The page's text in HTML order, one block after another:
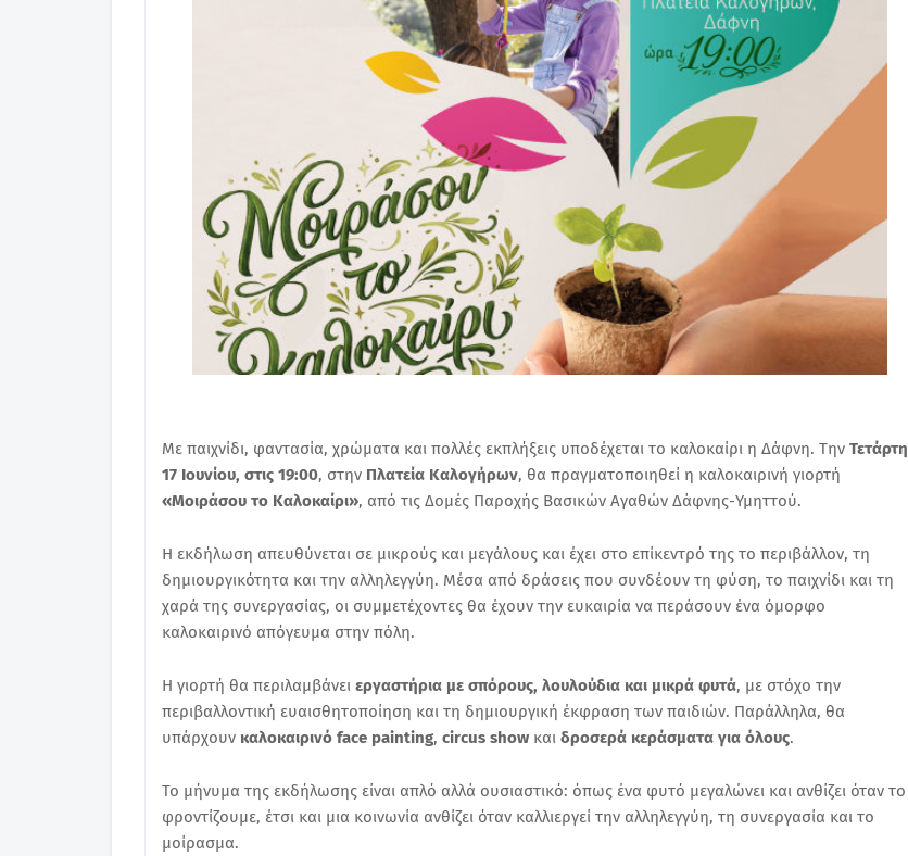
Με παιχνίδι, φαντασία, χρώματα και πολλές εκπλήξεις υποδέχεται το καλοκαίρι η Δάφνη. Την Τετάρτη
17 Ιουνίου, στις 19:00, στην Πλατεία Καλογήρων, θα πραγματοποιηθεί η καλοκαιρινή γιορτή
«Μοιράσου το Καλοκαίρι», από τις Δομές Παροχής Βασικών Αγαθών Δάφνης-Υμηττού.
Η εκδήλωση απευθύνεται σε μικρούς και μεγάλους και έχει στο επίκεντρό της το περιβάλλον, τη
δημιουργικότητα και την αλληλεγγύη. Μέσα από δράσεις που συνδέουν τη φύση, το παιχνίδι και τη
χαρά της συνεργασίας, οι συμμετέχοντες θα έχουν την ευκαιρία να περάσουν ένα όμορφο
καλοκαιρινό απόγευμα στην πόλη.
Η γιορτή θα περιλαμβάνει εργαστήρια με σπόρους, λουλούδια και μικρά φυτά, με στόχο την
περιβαλλοντική ευαισθητοποίηση και τη δημιουργική έκφραση των παιδιών. Παράλληλα, θα
υπάρχουν καλοκαιρινό face painting, circus show και δροσερά κεράσματα για όλους.
Το μήνυμα της εκδήλωσης είναι απλό αλλά ουσιαστικό: όπως ένα φυτό μεγαλώνει και ανθίζει όταν το
φροντίζουμε, έτσι και μια κοινωνία ανθίζει όταν καλλιεργεί την αλληλεγγύη, τη συνεργασία και το
μοίρασμα.